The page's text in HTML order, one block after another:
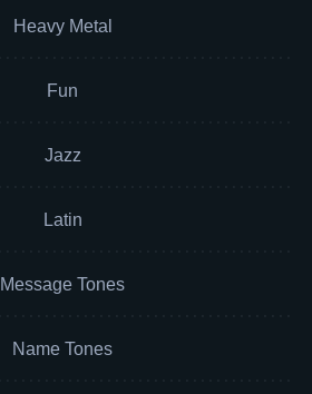
Heavy Metal
Fun
Jazz
Latin
Message Tones
Name Tones